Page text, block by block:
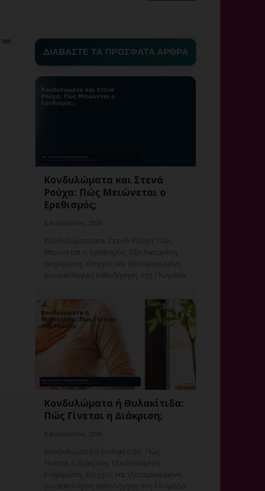
998
ΔΙΑΒΑΣΤΕ ΤΑ ΠΡΟΣΦΑΤΑ ΑΡΘΡΑ
Κονδυλώματα και Στενά
Ρούχα: Πώς Μειώνεται ο
Ερεθισμός;
Κονδυλώματα και Στενά Ρούχα: Πώς
Μειώνεται ο Ερεθισμός; Εξειδικευμένη
ενημέρωση, έλεγχος και εξατομικευμένη
γυναικολογική καθοδήγηση στη Γλυφάδα.
Κονδυλώματα ή Θυλακίτιδα:
Πώς Γίνεται η Διάκριση;
Κονδυλώματα ή Θυλακίτιδα: Πώς
Γίνεται η Διάκριση; Εξειδικευμένη
ενημέρωση, έλεγχος και εξατομικευμένη
γυναικολογική καθοδήγηση στη Γλυφάδα.